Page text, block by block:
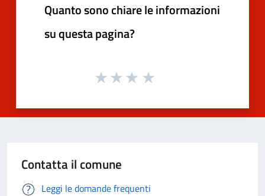
Quanto sono chiare le informazioni
su questa pagina?
Contatta il comune
Leggi le domande frequenti